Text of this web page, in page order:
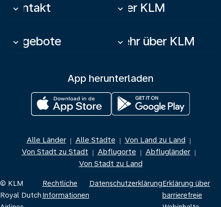
Kontakt
keyboard_arrow_down Über KLM
keyboard_arrow_down
Angebote
keyboard_arrow_down Mehr über KLM
keyboard_arrow_down
App herunterladen
Alle Länder | Alle Städte | Von Land zu Land |
Von Stadt zu Stadt | Abflugorte | Abflugländer |
Von Stadt zu Land
© KLM
Royal Dutch
Rechtliche
Informationen
DatenschutzerklärungErklärung über
barrierefreie